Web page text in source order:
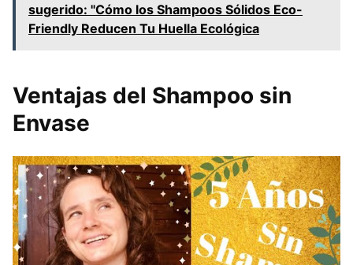
sugerido: "Cómo los Shampoos Sólidos Eco-
Friendly Reducen Tu Huella Ecológica
Ventajas del Shampoo sin
Envase